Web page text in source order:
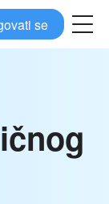
se